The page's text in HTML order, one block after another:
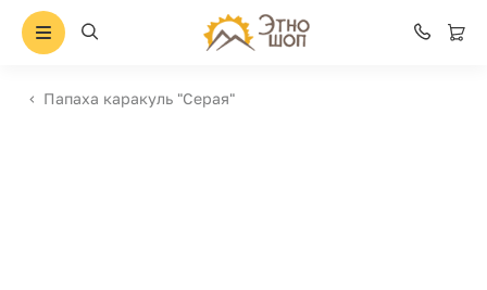
Папаха каракуль "Серая"